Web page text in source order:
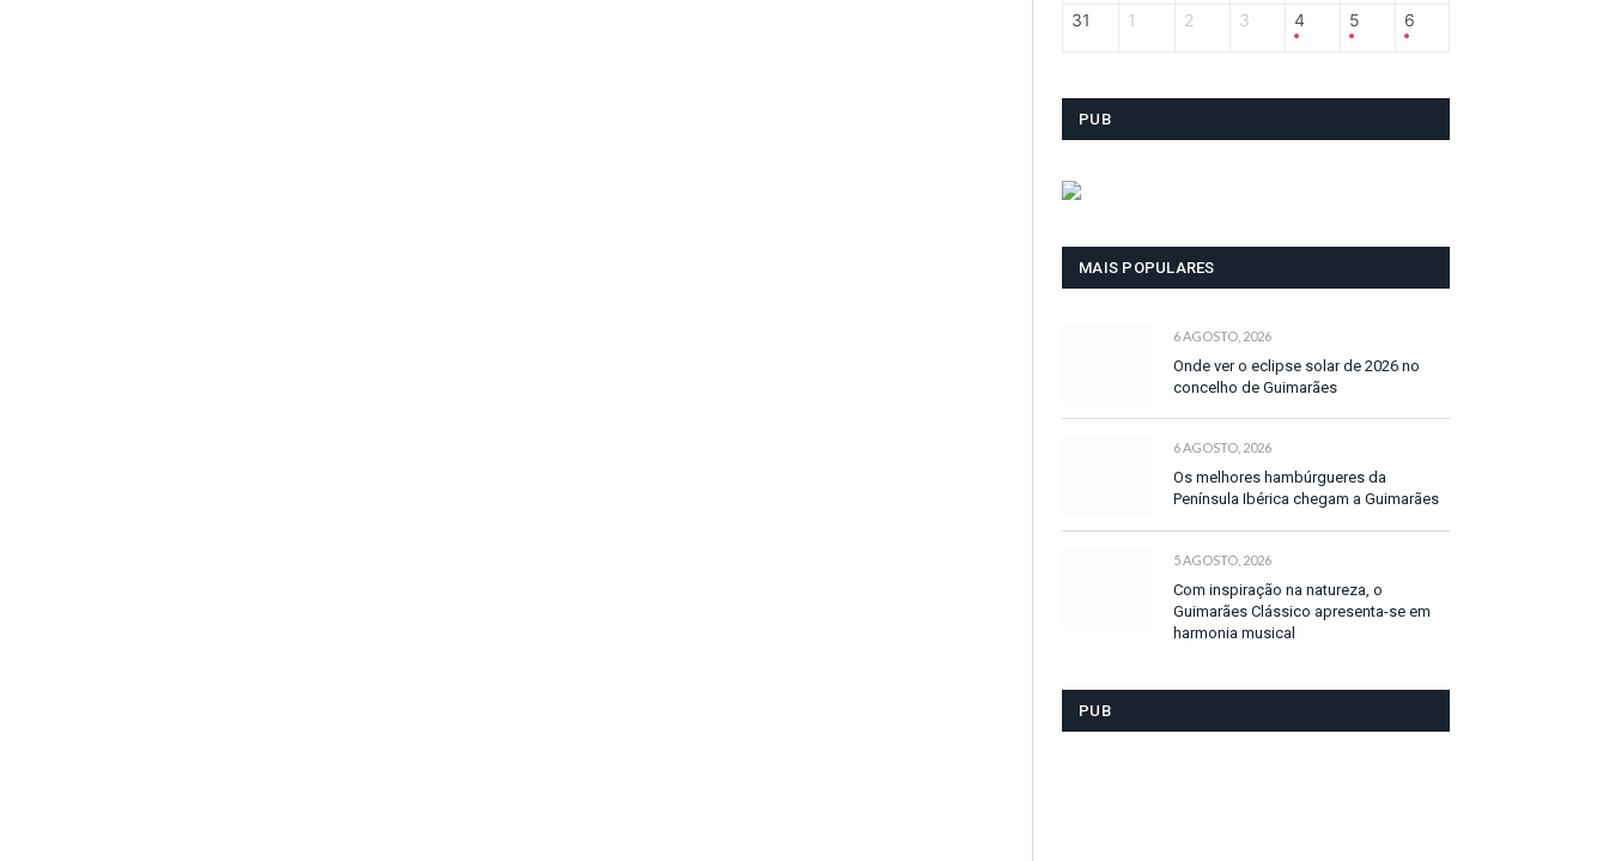
31 1 2 3 4 5 6
PUB
MAIS POPULARES
6 AGOSTO, 2026
Onde ver o eclipse solar de 2026 no
concelho de Guimarães
6 AGOSTO, 2026
Os melhores hambúrgueres da
Península Ibérica chegam a Guimarães
5 AGOSTO, 2026
Com inspiração na natureza, o
Guimarães Clássico apresenta-se em
harmonia musical
PUB